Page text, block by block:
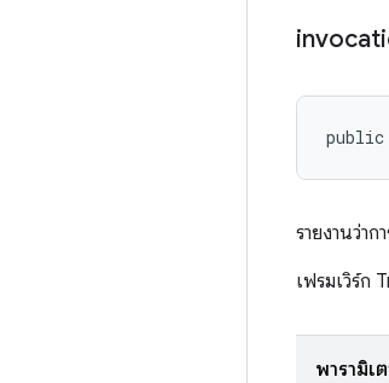
public
รายงานว่า
เฟรมเวิร์ก
พารามิเ